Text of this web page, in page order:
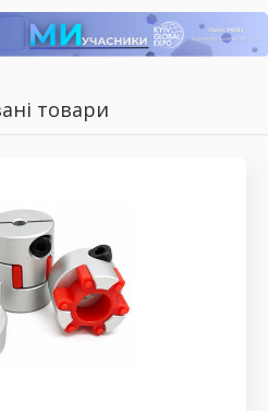
товари